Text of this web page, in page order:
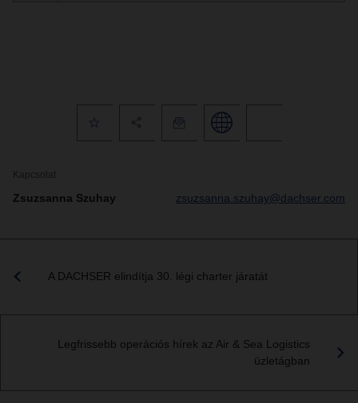
Kapcsolat
Zsuzsanna Szuhay zsuzsanna.szuhay@dachser.com
A DACHSER elindítja 30. légi charter járatát
Legfrissebb operációs hírek az Air & Sea Logistics
üzletágban